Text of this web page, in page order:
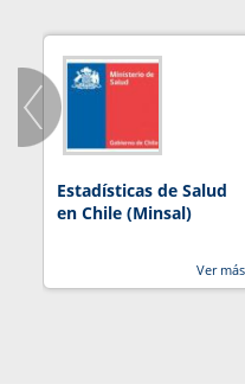
Estadísticas de Salud
en Chile (Minsal)
Ver más